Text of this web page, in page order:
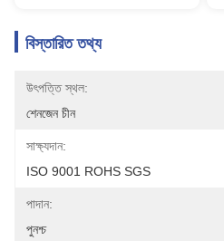
বিস্তারিত তথ্য
উৎপত্তি স্থল:
শেনজেন চীন
সাক্ষ্যদান:
ISO 9001 ROHS SGS
পাদান:
পুনশ্চ